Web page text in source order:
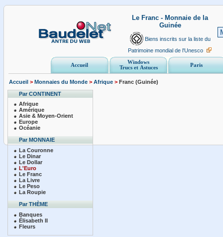
Le Franc - Monnaie de la
Guinée
Biens inscrits sur la liste du
Patrimoine mondial de l'Unesco
Accueil
Windows
Trucs et Astuces
Paris
Accueil > Monnaies du Monde > Afrique > Franc (Guinée)
Par CONTINENT
Afrique
Amérique
Asie & Moyen-Orient
Europe
Océanie
Par MONNAIE
La Couronne
Le Dinar
Le Dollar
L'Euro
Le Franc
La Livre
Le Peso
La Roupie
Par THÈME
Banques
Élisabeth II
Fleurs